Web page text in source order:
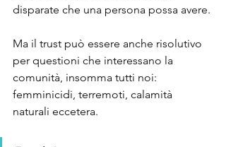
disparate che una persona possa avere.
Ma il trust può essere anche risolutivo
per questioni che interessano la
comunità, insomma tutti noi:
femminicidi, terremoti, calamità
naturali eccetera.